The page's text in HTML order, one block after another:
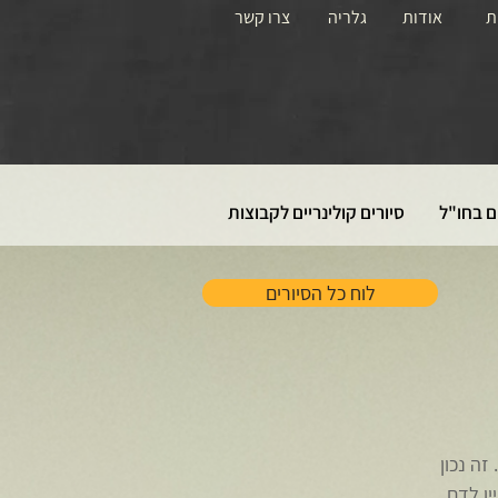
צרו קשר גלריה אודות
בחו"ל סיורים קולינריים לקבוצות
נכון
לוח כל הסיורים